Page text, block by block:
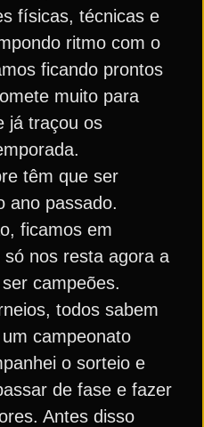
físicas, técnicas e
ritmo com o
ficando prontos
muito para
já traçou os
têm que ser
ano passado.
ficamos em
nos resta agora a
campeões.
todos sabem
campeonato
o sorteio e
de fase e fazer
Antes disso